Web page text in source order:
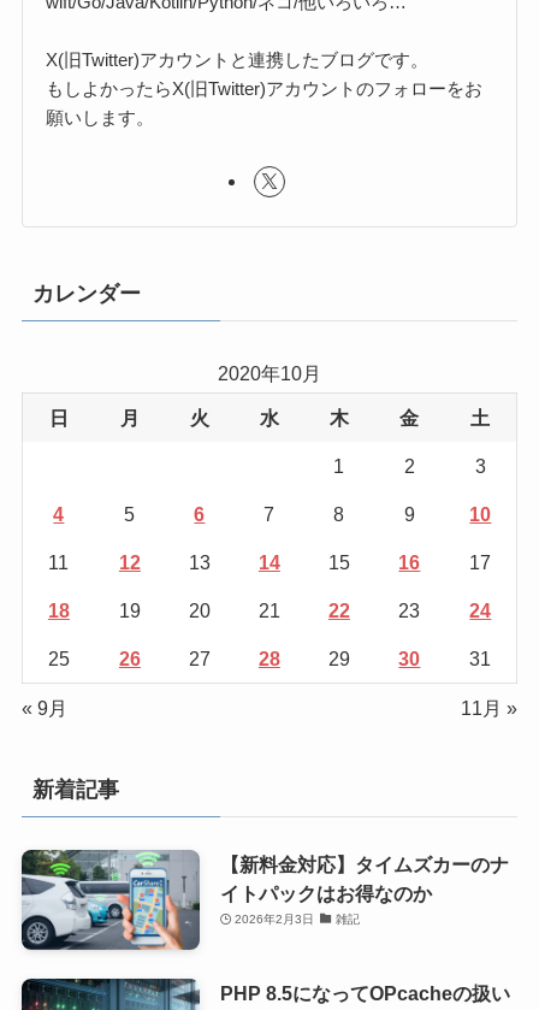
X(旧Twitter)アカウントと連携したブログです。
もしよかったらX(旧Twitter)アカウントのフォローをお
願いします。
カレンダー
2020年10月
日 月 火 水 木 金 土
1 2 3
4 5 6 7 8 9 10
11 12 13 14 15 16 17
18 19 20 21 22 23 24
25 26 27 28 29 30 31
« 9月 11月 »
新着記事
【新料金対応】タイムズカーのナ
イトパックはお得なのか
2026年2月3日 雑記
PHP 8.5になってOPcacheの扱い